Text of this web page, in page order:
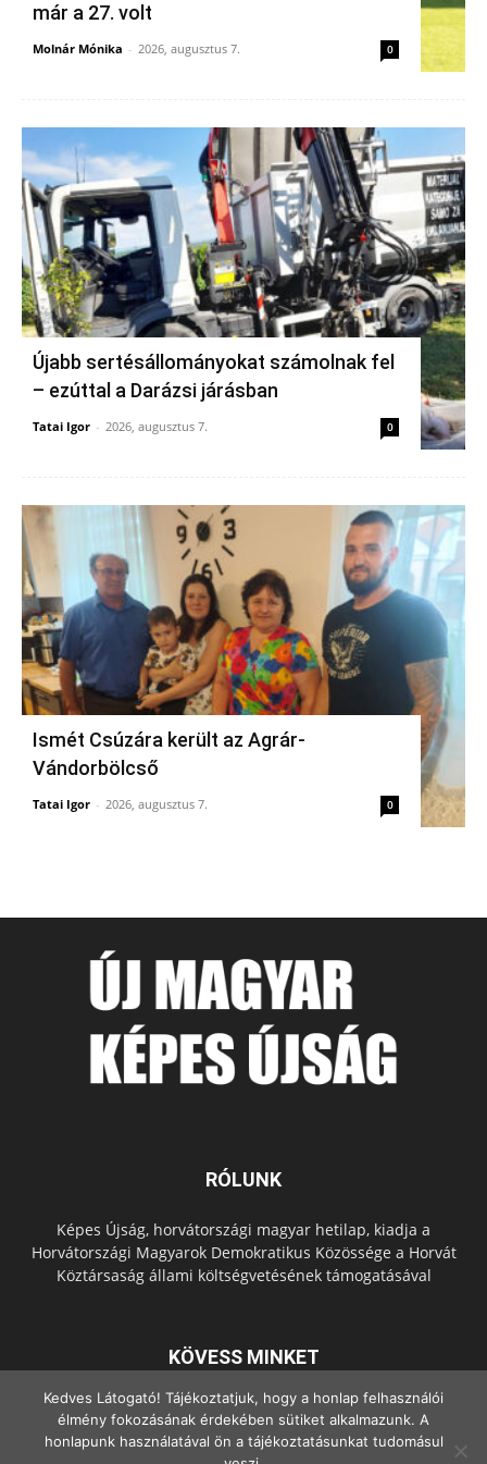
már a 27. volt
Molnár Mónika - 2026, augusztus 7. 0
Újabb sertésállományokat számolnak fel
– ezúttal a Darázsi járásban
Tatai Igor - 2026, augusztus 7. 0
Ismét Csúzára került az Agrár-
Vándorbölcső
Tatai Igor - 2026, augusztus 7. 0
RÓLUNK
Képes Újság, horvátországi magyar hetilap, kiadja a
Horvátországi Magyarok Demokratikus Közössége a Horvát
Köztársaság állami költségvetésének támogatásával
KÖVESS MINKET
Kedves Látogató! Tájékoztatjuk, hogy a honlap felhasználói
élmény fokozásának érdekében sütiket alkalmazunk. A
honlapunk használatával ön a tájékoztatásunkat tudomásul